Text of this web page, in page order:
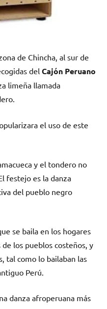
de Chincha, al sur de
del Cajón Peruano
limeña llamada
el uso de este
y el tondero no
festejo es la danza
del pueblo negro
se baila en los hogares
los pueblos costeños, y
tal como lo bailaban las
Perú.
danza afroperuana más